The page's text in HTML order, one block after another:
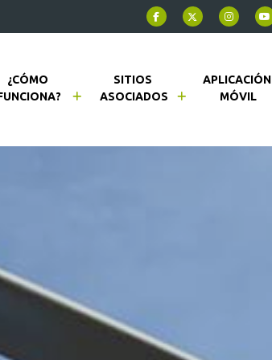
¿CÓMO
SITIOS
ASOCIADOS
APLICACIÓN
MÓVIL